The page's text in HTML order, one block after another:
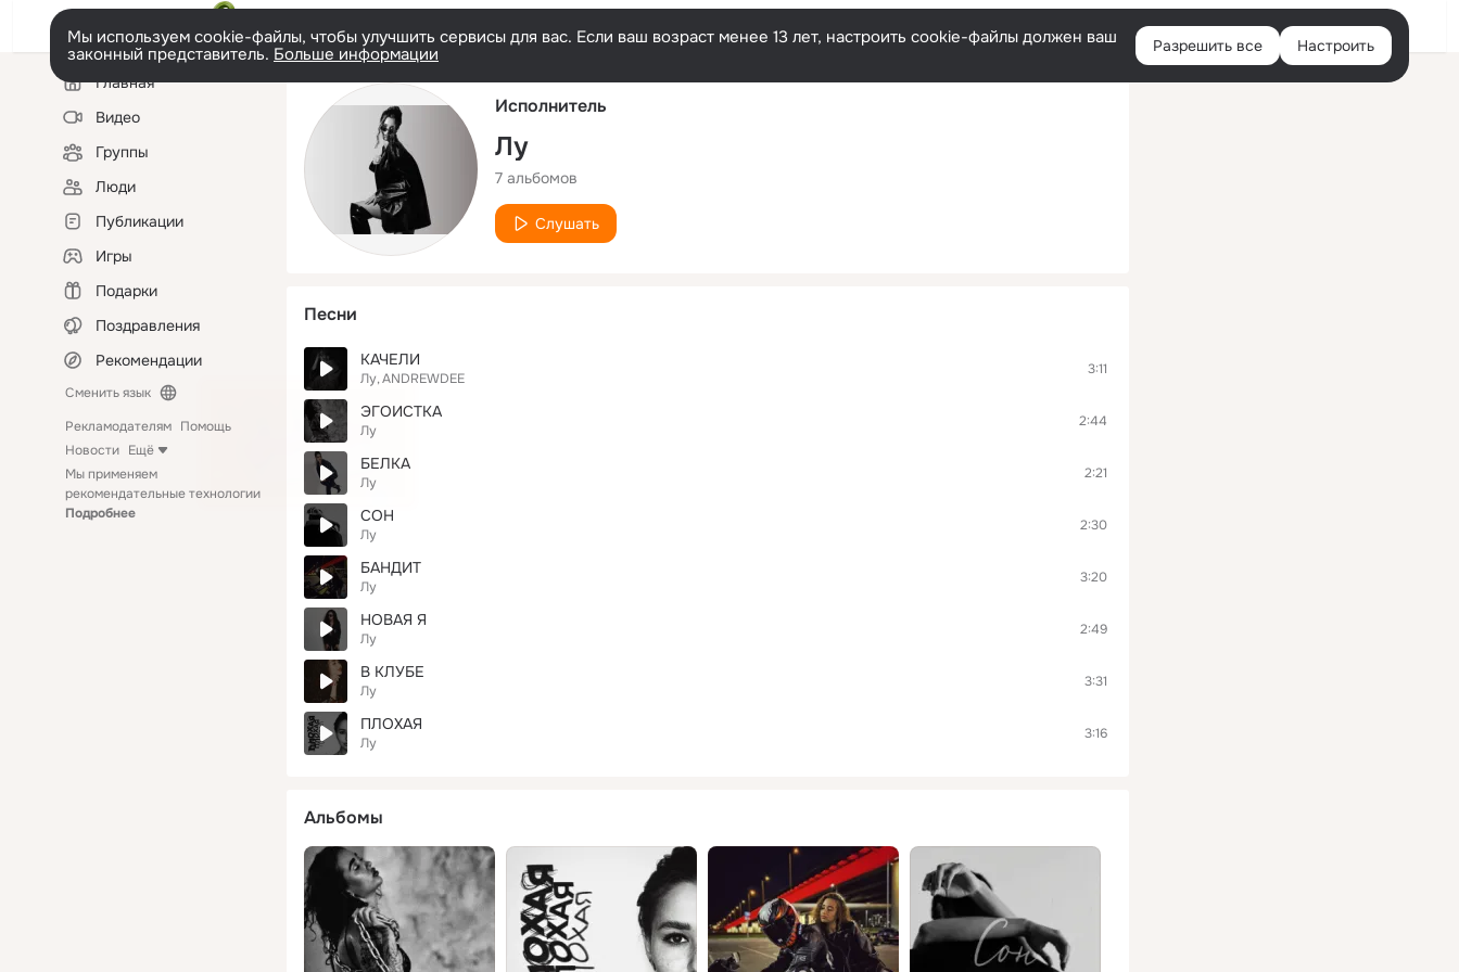
Русский Войти
Мы используем cookie-файлы, чтобы улучшить сервисы для вас. Если ваш возраст менее 13 лет, настроить cookie-файлы должен ваш
законный представитель. Больше информации Разрешить все Настроить
Левая
колонкаГлавная
Видео
Группы
Люди
Публикации
Игры
Подарки
Поздравления
Рекомендации
Сменить язык
Рекламодателям Помощь
Новости Ещё
Мы применяем
рекомендательные технологии
Подробнее
Исполнитель
Лу
7 альбомов
Слушать
Песни
КАЧЕЛИ
Лу ANDREWDEE
3:11
ЭГОИСТКА
Лу
2:44
БЕЛКА
Лу
2:21
СОН
Лу
2:30
БАНДИТ
Лу
3:20
НОВАЯ Я
Лу
2:49
В КЛУБЕ
Лу
3:31
ПЛОХАЯ
Лу
3:16
Альбомы